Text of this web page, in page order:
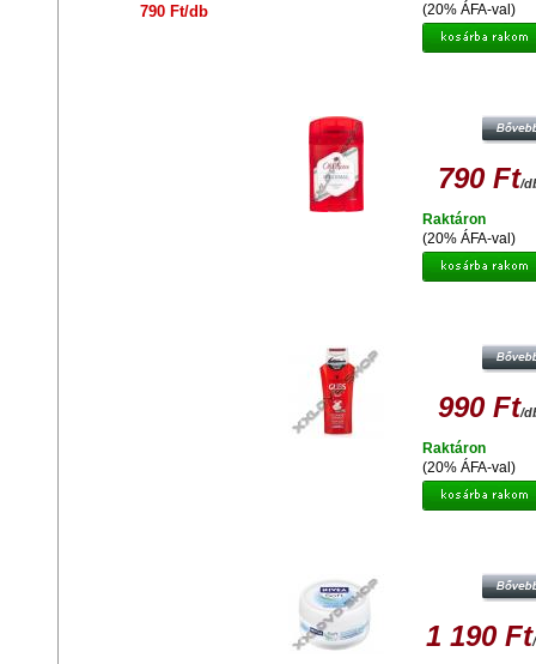
790 Ft/db (20% ÁFA-val)
790 Ft/
(20% ÁFA-val)
Raktáron
990 Ft/
(20% ÁFA-val)
Raktáron
1 190 Ft